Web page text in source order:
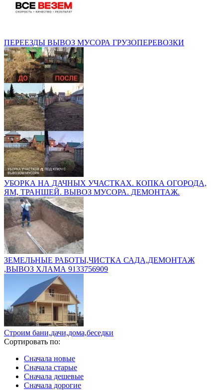
ПЕРЕЕЗДЫ ВЫВОЗ МУСОРА ГРУЗОПЕРЕВОЗКИ
УБОРКА НА ДАЧНЫХ УЧАСТКАХ. КОПКА ОГОРОДА,
ЯМ, ТРАНШЕЙ. ВЫВОЗ МУСОРА. ДЕМОНТАЖ.
ЗЕМЕЛЬНЫЕ РАБОТЫ,ЧИСТКА САДА,ДЕМОНТАЖ
,ВЫВОЗ ХЛАМА 9133756909
Строим бани,дачи,дома,беседки
Сортировать по:
Сначала новые
Сначала старые
Сначала дешевые
Сначала дорогие